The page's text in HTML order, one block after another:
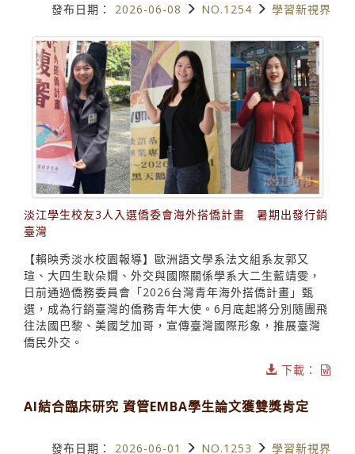
發布日期： 2026-06-08 NO.1254 學習新視界
淡江學生校友3人入選僑委會海外搭僑計畫 暑期出發行銷
臺灣
【賴映秀淡水校園報導】歐洲語文學系法文組系友郭又
瑄、大四生耿朵嫺、外交與國際關係學系大二生藍靖雯，
日前通過僑務委員會「2026台灣青年海外搭僑計畫」甄
選，成為行銷臺灣的僑務青年大使。6月底起將分別隨團飛
往法國巴黎、美國芝加哥，宣傳臺灣國際形象，推展臺灣
僑民外交。
下載：
AI結合臨床研究 資管EMBA學生論文獲雙獎肯定
發布日期： 2026-06-01 NO.1253 學習新視界